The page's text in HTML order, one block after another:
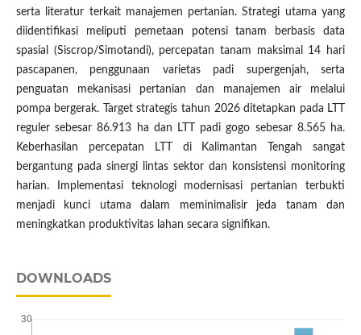
serta literatur terkait manajemen pertanian. Strategi utama yang
diidentifikasi meliputi pemetaan potensi tanam berbasis data
spasial (Siscrop/Simotandi), percepatan tanam maksimal 14 hari
pascapanen, penggunaan varietas padi supergenjah, serta
penguatan mekanisasi pertanian dan manajemen air melalui
pompa bergerak. Target strategis tahun 2026 ditetapkan pada LTT
reguler sebesar 86.913 ha dan LTT padi gogo sebesar 8.565 ha.
Keberhasilan percepatan LTT di Kalimantan Tengah sangat
bergantung pada sinergi lintas sektor dan konsistensi monitoring
harian. Implementasi teknologi modernisasi pertanian terbukti
menjadi kunci utama dalam meminimalisir jeda tanam dan
meningkatkan produktivitas lahan secara signifikan.
DOWNLOADS